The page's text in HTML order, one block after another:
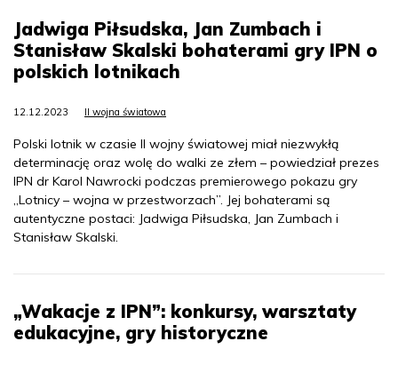
Jadwiga Piłsudska, Jan Zumbach i
Stanisław Skalski bohaterami gry IPN o
polskich lotnikach
12.12.2023 II wojna światowa
Polski lotnik w czasie II wojny światowej miał niezwykłą
determinację oraz wolę do walki ze złem – powiedział prezes
IPN dr Karol Nawrocki podczas premierowego pokazu gry
„Lotnicy – wojna w przestworzach”. Jej bohaterami są
autentyczne postaci: Jadwiga Piłsudska, Jan Zumbach i
Stanisław Skalski.
„Wakacje z IPN”: konkursy, warsztaty
edukacyjne, gry historyczne